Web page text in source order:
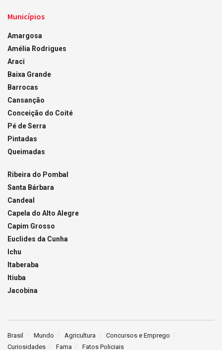
Municípios
Amargosa
Amélia Rodrigues
Araci
Baixa Grande
Barrocas
Cansanção
Conceição do Coité
Pé de Serra
Pintadas
Queimadas
Ribeira do Pombal
Santa Bárbara
Candeal
Capela do Alto Alegre
Capim Grosso
Euclides da Cunha
Ichu
Itaberaba
Itiuba
Jacobina
Brasil Mundo Agricultura
Concursos e Emprego
Curiosidades
Fama Fatos Policiais